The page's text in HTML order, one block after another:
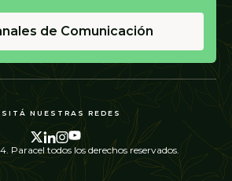
de Comunicación
Paracel todos los derechos reservados.
NUESTRAS REDES